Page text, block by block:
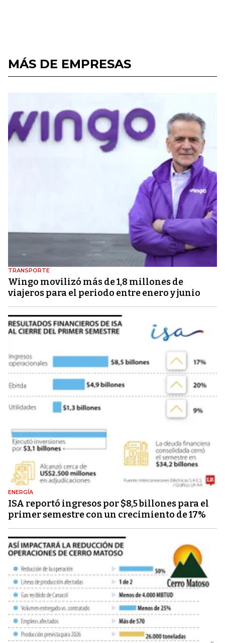
MÁS DE EMPRESAS
TRANSPORTE
Wingo movilizó más de 1,8 millones de
viajeros para el periodo entre enero y junio
ENERGÍA
ISA reportó ingresos por $8,5 billones para el
primer semestre con un crecimiento de 17%